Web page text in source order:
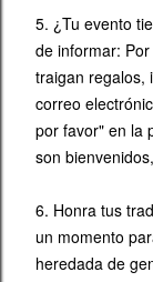
5. ¿Tu evento
de informar:
traigan regalos,
correo
por favor" en la
son
6. Honra tus
un momento
heredada de